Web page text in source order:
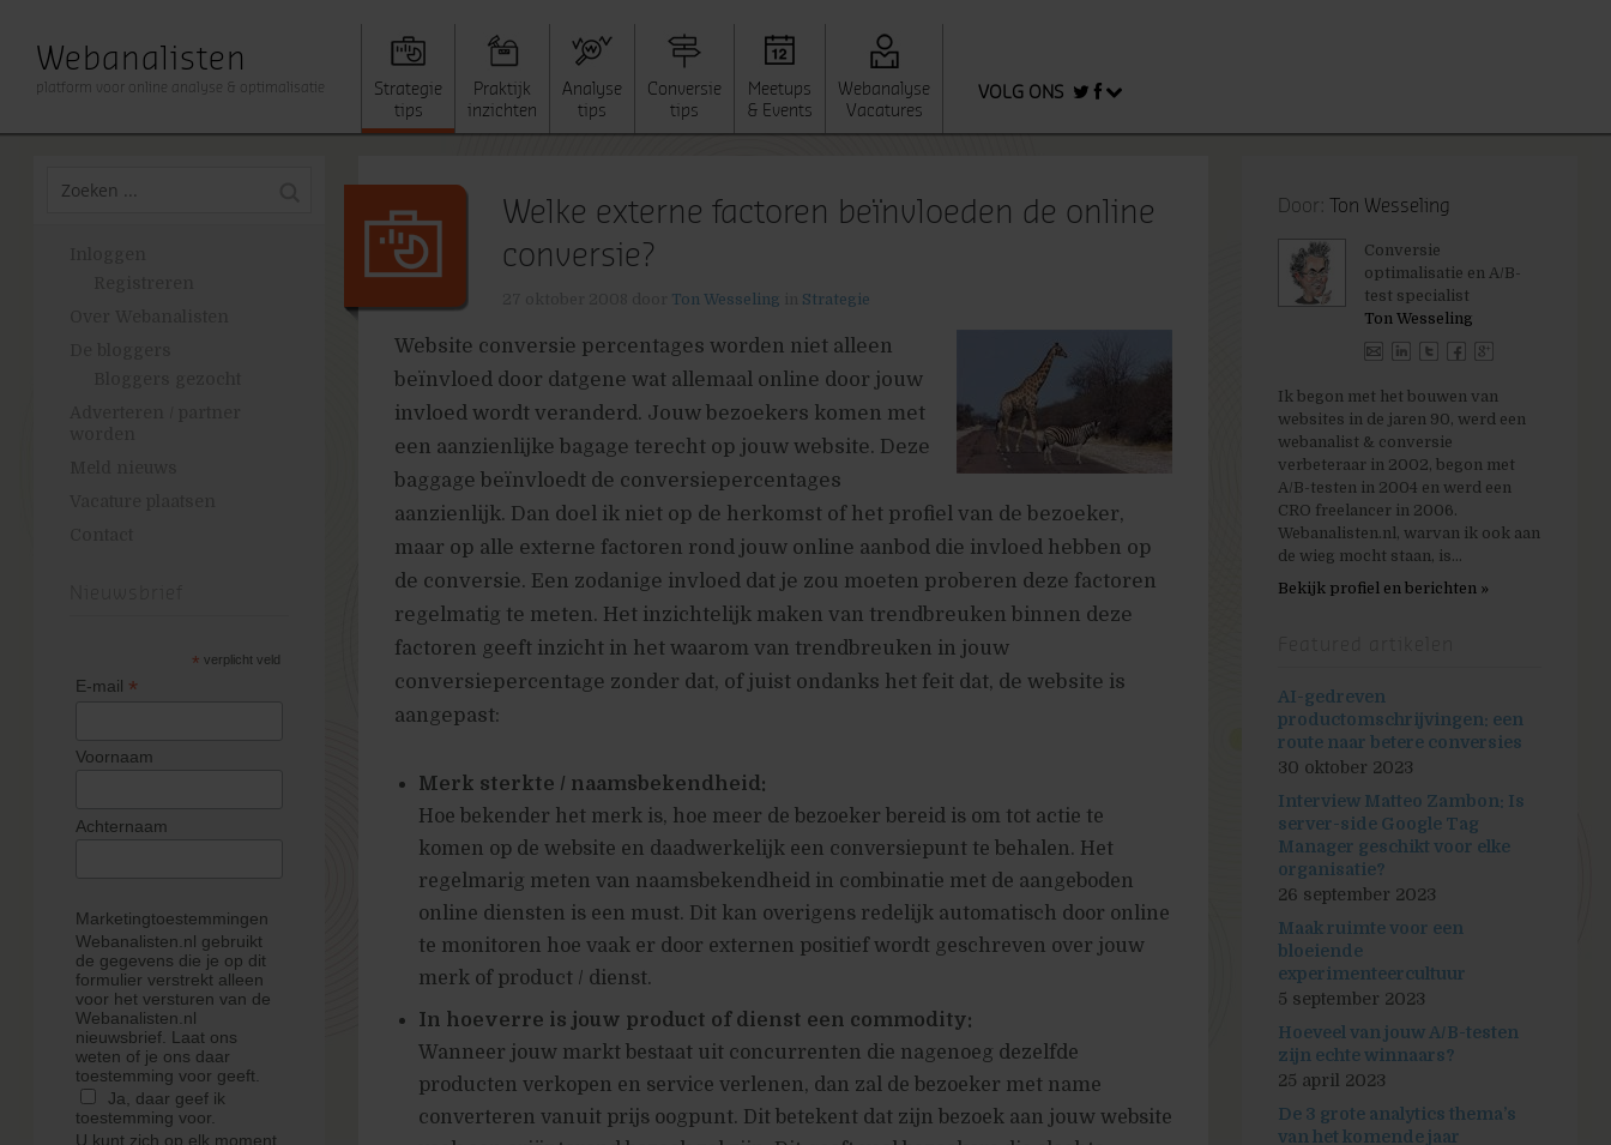
Webanalisten
platform voor online analyse & optimalisatie
Strategie
tips
Praktijk
inzichten
Analyse
tips
Conversie
tips
Meetups
& Events
Webanalyse
Vacatures
VOLG ONS
* verplicht veld
E-mail *
Voornaam
Achternaam
Marketingtoestemmingen
Webanalisten.nl gebruikt
de gegevens die je op dit
formulier verstrekt alleen
voor het versturen van de
Webanalisten.nl
nieuwsbrief. Laat ons
weten of je ons daar
toestemming voor geeft.
Ja, daar geef ik
toestemming voor.
U kunt zich op elk moment
Welke externe factoren beïnvloeden de online
conversie?
Ton Wesseling Strategie
Website conversie percentages worden niet alleen
beïnvloed door datgene wat allemaal online door jouw
invloed wordt veranderd. Jouw bezoekers komen met
een aanzienlijke bagage terecht op jouw website. Deze
baggage beïnvloedt de conversiepercentages
aanzienlijk. Dan doel ik niet op de herkomst of het profiel van de bezoeker,
maar op alle externe factoren rond jouw online aanbod die invloed hebben op
de conversie. Een zodanige invloed dat je zou moeten proberen deze factoren
regelmatig te meten. Het inzichtelijk maken van trendbreuken binnen deze
factoren geeft inzicht in het waarom van trendbreuken in jouw
conversiepercentage zonder dat, of juist ondanks het feit dat, de website is
aangepast:
Merk sterkte / naamsbekendheid:
Hoe bekender het merk is, hoe meer de bezoeker bereid is om tot actie te
komen op de website en daadwerkelijk een conversiepunt te behalen. Het
regelmarig meten van naamsbekendheid in combinatie met de aangeboden
online diensten is een must. Dit kan overigens redelijk automatisch door online
te monitoren hoe vaak er door externen positief wordt geschreven over jouw
merk of product / dienst.
In hoeverre is jouw product of dienst een commodity:
Wanneer jouw markt bestaat uit concurrenten die nagenoeg dezelfde
producten verkopen en service verlenen, dan zal de bezoeker met name
converteren vanuit prijs oogpunt. Dit betekent dat zijn bezoek aan jouw website
Door: Ton Wesseling
Conversie
optimalisatie en A/B-
test specialist
Ton Wesseling
Ik begon met het bouwen van
websites in de jaren 90, werd een
webanalist & conversie
verbeteraar in 2002, begon met
A/B-testen in 2004 en werd een
CRO freelancer in 2006.
Webanalisten.nl, warvan ik ook aan
de wieg mocht staan, is...
Bekijk profiel en berichten »
AI-gedreven
productomschrijvingen: een
route naar betere conversies
30 oktober 2023
Interview Matteo Zambon: Is
server-side Google Tag
Manager geschikt voor elke
organisatie?
26 september 2023
Maak ruimte voor een
bloeiende
experimenteercultuur
5 september 2023
Hoeveel van jouw A/B-testen
zijn echte winnaars?
25 april 2023
De 3 grote analytics thema’s
van het komende jaar